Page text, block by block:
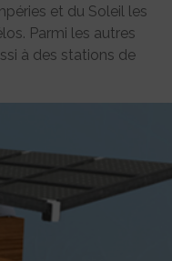
et du Soleil les
Parmi les autres
à des stations de